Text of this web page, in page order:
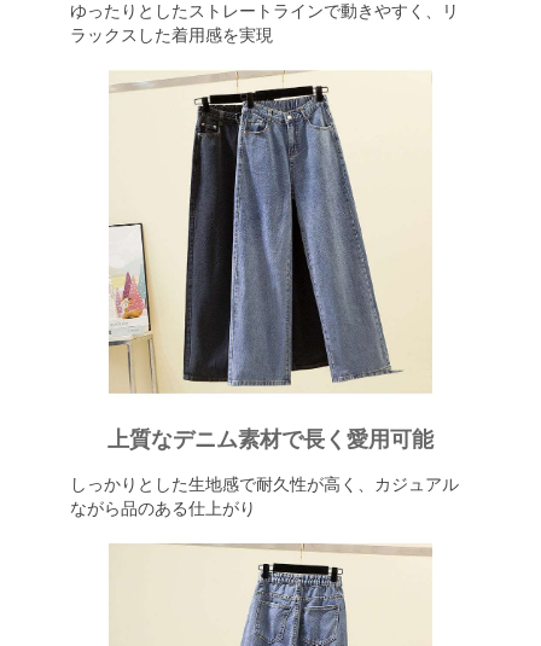
ゆったりとしたストレートラインで動きやすく、リ
ラックスした着用感を実現
上質なデニム素材で長く愛用可能
しっかりとした生地感で耐久性が高く、カジュアル
ながら品のある仕上がり